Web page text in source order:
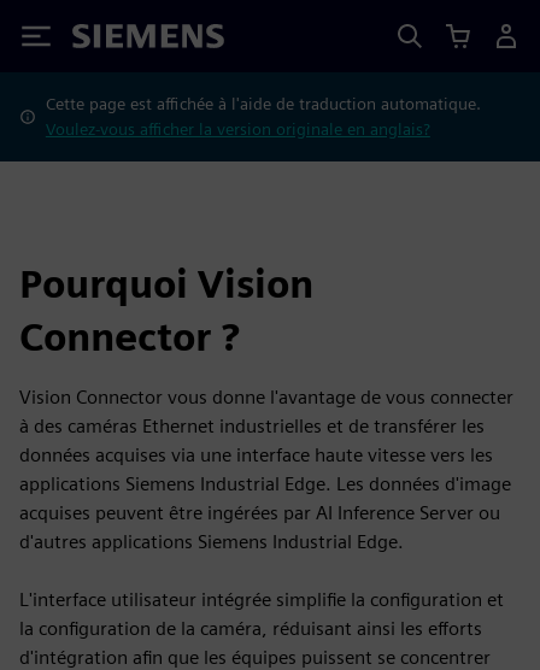
Siemens
Cette page est affichée à l'aide de traduction automatique.
Voulez-vous afficher la version originale en anglais?
Pourquoi Vision
Connector ?
Vision Connector vous donne l'avantage de vous connecter
à des caméras Ethernet industrielles et de transférer les
données acquises via une interface haute vitesse vers les
applications Siemens Industrial Edge. Les données d'image
acquises peuvent être ingérées par AI Inference Server ou
d'autres applications Siemens Industrial Edge.
L'interface utilisateur intégrée simplifie la configuration et
la configuration de la caméra, réduisant ainsi les efforts
d'intégration afin que les équipes puissent se concentrer